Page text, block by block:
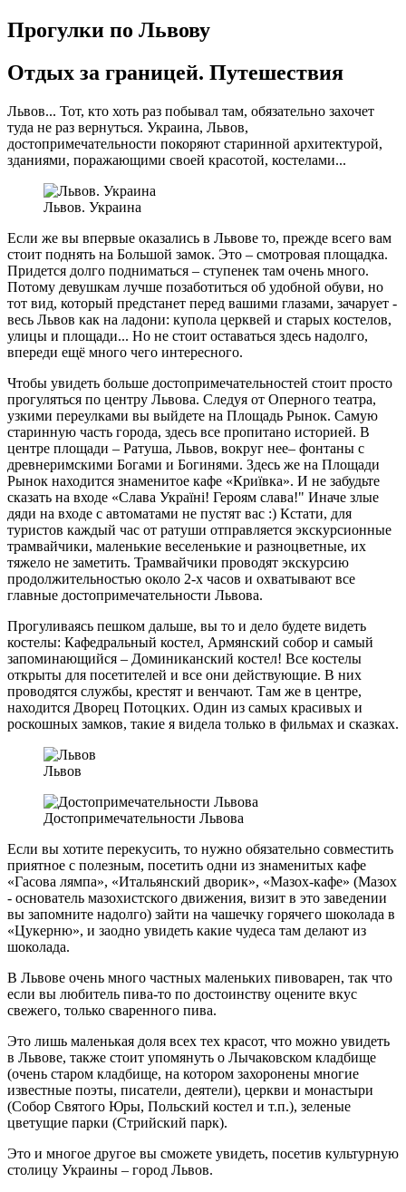
Прогулки по Львову
Отдых за границей. Путешествия
Львов... Тот, кто хоть раз побывал там, обязательно захочет
туда не раз вернуться. Украина, Львов,
достопримечательности покоряют старинной архитектурой,
зданиями, поражающими своей красотой, костелами...
Львов. Украина
Если же вы впервые оказались в Львове то, прежде всего вам
стоит поднять на Большой замок. Это – смотровая площадка.
Придется долго подниматься – ступенек там очень много.
Потому девушкам лучше позаботиться об удобной обуви, но
тот вид, который предстанет перед вашими глазами, зачарует -
весь Львов как на ладони: купола церквей и старых костелов,
улицы и площади... Но не стоит оставаться здесь надолго,
впереди ещё много чего интересного.
Чтобы увидеть больше достопримечательностей стоит просто
прогуляться по центру Львова. Следуя от Оперного театра,
узкими переулками вы выйдете на Площадь Рынок. Самую
старинную часть города, здесь все пропитано историей. В
центре площади – Ратуша, Львов, вокруг нее– фонтаны с
древнеримскими Богами и Богинями. Здесь же на Площади
Рынок находится знаменитое кафе «Криївка». И не забудьте
сказать на входе «Слава Україні! Героям слава!" Иначе злые
дяди на входе с автоматами не пустят вас :) Кстати, для
туристов каждый час от ратуши отправляется экскурсионные
трамвайчики, маленькие веселенькие и разноцветные, их
тяжело не заметить. Трамвайчики проводят экскурсию
продолжительностью около 2-х часов и охватывают все
главные достопримечательности Львова.
Прогуливаясь пешком дальше, вы то и дело будете видеть
костелы: Кафедральный костел, Армянский собор и самый
запоминающийся – Доминиканский костел! Все костелы
открыты для посетителей и все они действующие. В них
проводятся службы, крестят и венчают. Там же в центре,
находится Дворец Потоцких. Один из самых красивых и
роскошных замков, такие я видела только в фильмах и сказках.
Львов
Достопримечательности Львова
Если вы хотите перекусить, то нужно обязательно совместить
приятное с полезным, посетить одни из знаменитых кафе
«Гасова лямпа», «Итальянский дворик», «Мазох-кафе» (Мазох
- основатель мазохистского движения, визит в это заведении
вы запомните надолго) зайти на чашечку горячего шоколада в
«Цукерню», и заодно увидеть какие чудеса там делают из
шоколада.
В Львове очень много частных маленьких пивоварен, так что
если вы любитель пива-то по достоинству оцените вкус
свежего, только сваренного пива.
Это лишь маленькая доля всех тех красот, что можно увидеть
в Львове, также стоит упомянуть о Лычаковском кладбище
(очень старом кладбище, на котором захоронены многие
известные поэты, писатели, деятели), церкви и монастыри
(Собор Святого Юры, Польский костел и т.п.), зеленые
цветущие парки (Стрийский парк).
Это и многое другое вы сможете увидеть, посетив культурную
столицу Украины – город Львов.